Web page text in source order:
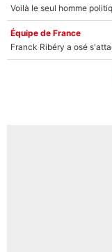
Équipe de France